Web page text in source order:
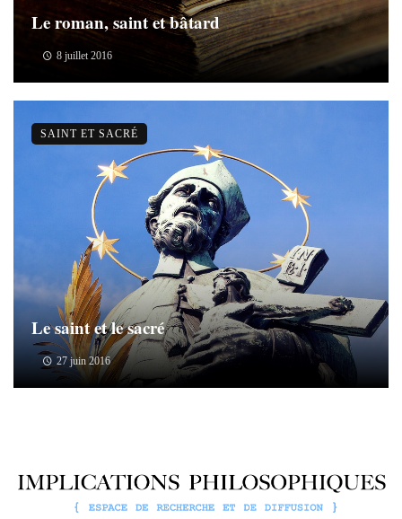
Le roman, saint et bâtard
8 juillet 2016
Le saint et le sacré
27 juin 2016
SAINT ET SACRÉ